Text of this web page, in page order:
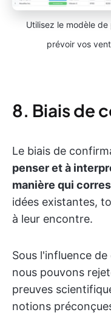
Utilisez le modèle
prévoir vos
8. Biais de
Le biais de
penser et à
manière qui
idées existantes,
à leur encontre.
Sous l'influence
nous pouvons
preuves
notions